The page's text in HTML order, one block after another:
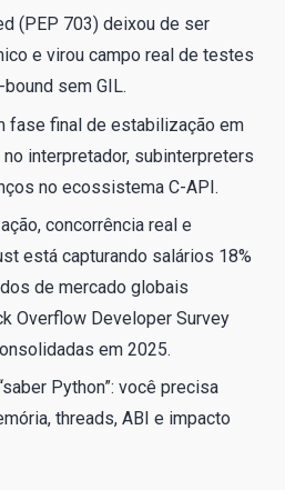
(PEP 703) deixou de ser
e virou campo real de testes
sem GIL.
fase final de estabilização em
interpretador, subinterpreters
no ecossistema C-API.
concorrência real e
está capturando salários 18%
de mercado globais
Overflow Developer Survey
em 2025.
Python”: você precisa
threads, ABI e impacto